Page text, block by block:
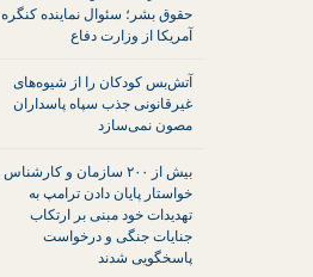
حقوق بشر؛ سئوال نماینده کنگره
آمریکا از وزارت دفاع
آتش‌بس کودکان را از شیوه‌های
غیرقانونی جذب سپاه پاسداران
مصون نمی‌سازد
بیش از ۲۰۰ سازمان و کارشناس
خواستار پایان دادن ترامپ به
تهدیدات خود مبنی بر ارتکاب
جنایات جنگی و درخواست
پاسخگویی شدند